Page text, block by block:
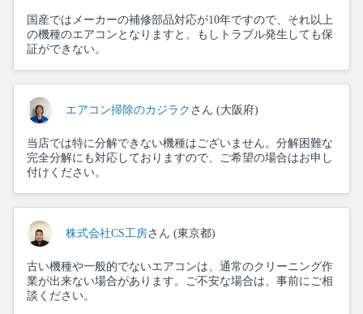
国産ではメーカーの補修部品対応が10年ですので、それ以上
の機種のエアコンとなりますと、もしトラブル発生しても保
証ができない。
エアコン掃除のカジラク さん (大阪府)
当店では特に分解できない機種はございません。分解困難な
完全分解にも対応しておりますので、ご希望の場合はお申し
付けください。
株式会社CS工房さん (東京都)
古い機種や一般的でないエアコンは、通常のクリーニング作
業が出来ない場合があります。ご不安な場合は、事前にご相
談ください。